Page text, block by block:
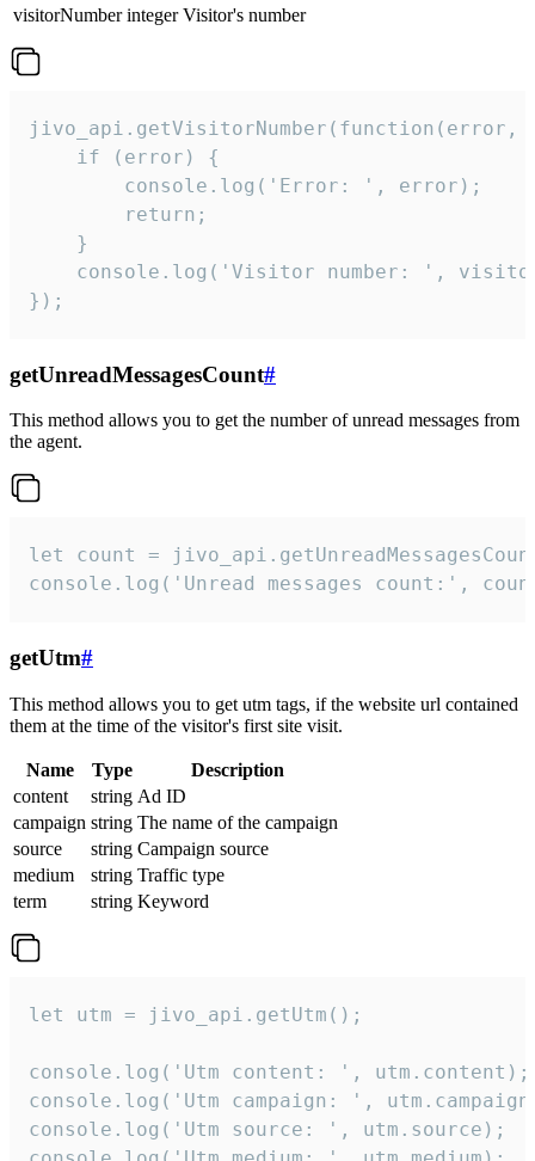
visitorNumber integer Visitor's number
jivo_api.getVisitorNumber(function(error,
    if (error) {
        console.log('Error: ', error);
        return;
    }
console.log('Visitor number: ',
});
getUnreadMessagesCount#
This method allows you to get the number of unread messages from
the agent.
let count =
console.log('Unread messages count:',
getUtm#
This method allows you to get utm tags, if the website url contained
them at the time of the visitor's first site visit.
Name Type
Description
content
string Ad ID
campaign string The name of the campaign
source
string Campaign source
medium
string Traffic type
term
string Keyword
let utm = jivo_api.getUtm();
console.log('Utm content: ', utm.content);
console.log('Utm campaign: ',
console.log('Utm source: ', utm.source);